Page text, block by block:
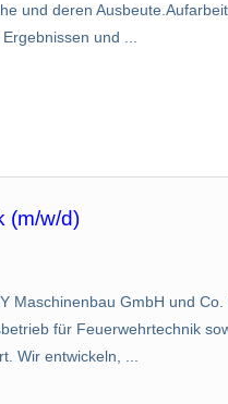
und deren
und ...
(m/w/d)
Maschinenbau GmbH und Co.
für Feuerwehrtechnik
Wir entwickeln, ...